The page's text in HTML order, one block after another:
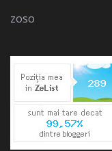
zoso